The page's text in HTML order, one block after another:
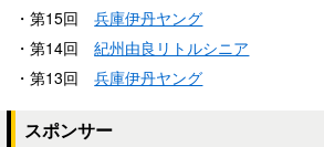
・第15回兵庫伊丹ヤング
・第14回紀州由良リトルシニア
・第13回兵庫伊丹ヤング
スポンサー